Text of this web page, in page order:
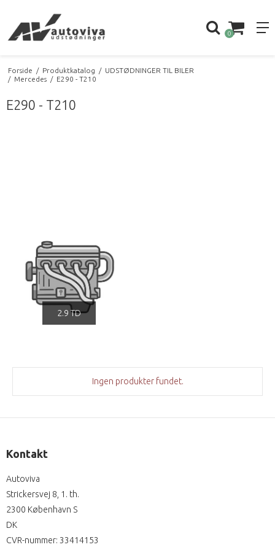
0
Forside / Produktkatalog / UDSTØDNINGER TIL BILER
/ Mercedes / E290 - T210
E290 - T210
2.9 TD
Ingen produkter fundet.
Kontakt
Autoviva
Strickersvej 8, 1. th.
2300 København S
DK
CVR-nummer: 33414153